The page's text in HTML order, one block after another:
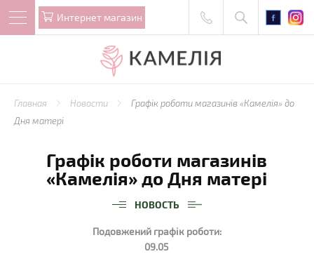
Интернет магазин
Главная Новости
Графік роботи магазинів «Камелія» до
Дня матері
Графік роботи магазинів
«Камелія» до Дня матері
НОВОСТЬ
Подовжений графік роботи:
09.05